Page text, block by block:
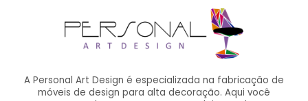
A Personal Art Design é especializada na fabricação de
móveis de design para alta decoração. Aqui você